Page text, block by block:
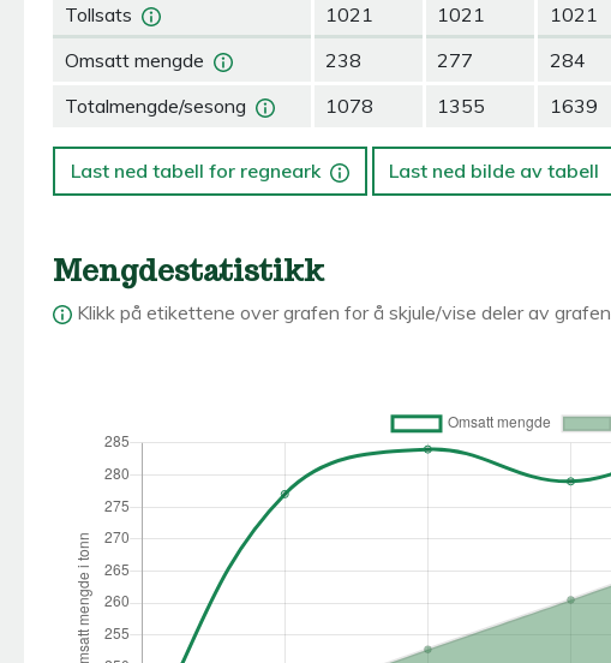
Tollsats
Omsatt mengde
Totalmengde/sesong
1021
238
1078
1021
277
1355
1021
284
1639
Last ned tabell for regneark Last ned bilde av tabell
Mengdestatistikk
Klikk på etikettene over grafen for å skjule/vise deler av grafen.